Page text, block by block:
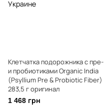
Клетчатка подорожника с пре-
и пробиотиками Organic India
(Psyllium Pre & Probiotic Fiber)
283,5 г оригинал
1 468 грн